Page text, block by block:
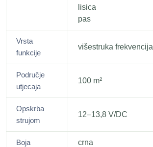
lisica
pas
Vrsta
funkcije
višestruka frekvencija
Područje
utjecaja
100 m²
Opskrba
strujom
12–13,8 V/DC
Boja crna